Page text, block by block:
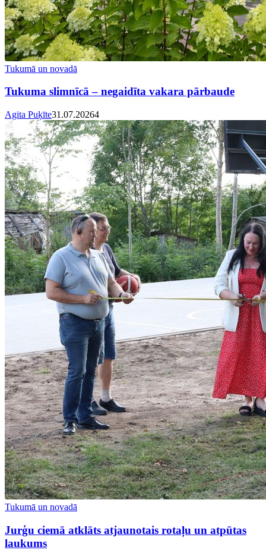
Tukumā un novadā
Tukuma slimnīcā – negaidīta vakara pārbaude
Agita Puķīte31.07.20264
Tukumā un novadā
Jurģu ciemā atklāts atjaunotais rotaļu un atpūtas
laukums